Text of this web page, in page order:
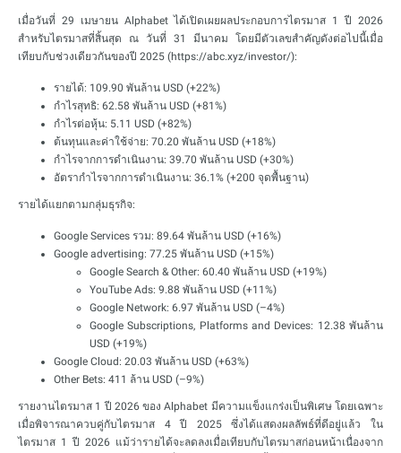
เมื่อวันที่ 29 เมษายน Alphabet ได้เปิดเผยผลประกอบการไตรมาส 1 ปี 2026
สำหรับไตรมาสที่สิ้นสุด ณ วันที่ 31 มีนาคม โดยมีตัวเลขสำคัญดังต่อไปนี้เมื่อ
เทียบกับช่วงเดียวกันของปี 2025 (https://abc.xyz/investor/):
รายได้: 109.90 พันล้าน USD (+22%)
กำไรสุทธิ: 62.58 พันล้าน USD (+81%)
กำไรต่อหุ้น: 5.11 USD (+82%)
ต้นทุนและค่าใช้จ่าย: 70.20 พันล้าน USD (+18%)
กำไรจากการดำเนินงาน: 39.70 พันล้าน USD (+30%)
อัตรากำไรจากการดำเนินงาน: 36.1% (+200 จุดพื้นฐาน)
รายได้แยกตามกลุ่มธุรกิจ:
Google Services รวม: 89.64 พันล้าน USD (+16%)
Google advertising: 77.25 พันล้าน USD (+15%)
Google Search & Other: 60.40 พันล้าน USD (+19%)
YouTube Ads: 9.88 พันล้าน USD (+11%)
Google Network: 6.97 พันล้าน USD (–4%)
Google Subscriptions, Platforms and Devices: 12.38 พันล้าน
USD (+19%)
Google Cloud: 20.03 พันล้าน USD (+63%)
Other Bets: 411 ล้าน USD (–9%)
รายงานไตรมาส 1 ปี 2026 ของ Alphabet มีความแข็งแกร่งเป็นพิเศษ โดยเฉพาะ
เมื่อพิจารณาควบคู่กับไตรมาส 4 ปี 2025 ซึ่งได้แสดงผลลัพธ์ที่ดีอยู่แล้ว ใน
ไตรมาส 1 ปี 2026 แม้ว่ารายได้จะลดลงเมื่อเทียบกับไตรมาสก่อนหน้าเนื่องจาก